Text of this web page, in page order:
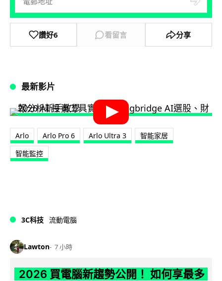
讚好6 看留言 分享
最新影片
Arlo Arlo Pro 6 Arlo Ultra 3
智能家居
智能監控
3C科技 流動電腦
Lawton 7 小時
2026 買電腦新趨勢公開！ 如何享最多